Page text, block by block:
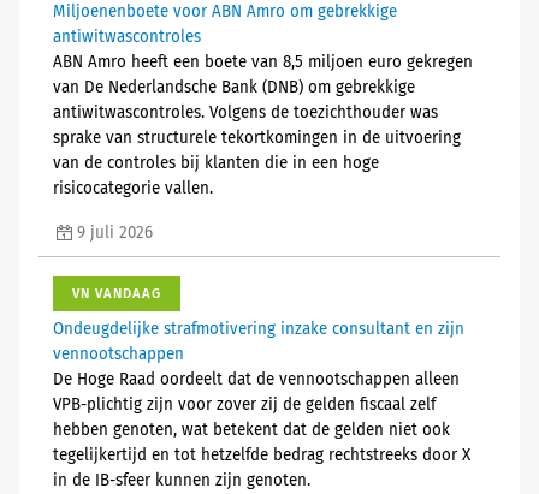
Miljoenenboete voor ABN Amro om gebrekkige
antiwitwascontroles
ABN Amro heeft een boete van 8,5 miljoen euro gekregen
van De Nederlandsche Bank (DNB) om gebrekkige
antiwitwascontroles. Volgens de toezichthouder was
sprake van structurele tekortkomingen in de uitvoering
van de controles bij klanten die in een hoge
risicocategorie vallen.
9 juli 2026
VN VANDAAG
Ondeugdelijke strafmotivering inzake consultant en zijn
vennootschappen
De Hoge Raad oordeelt dat de vennootschappen alleen
VPB-plichtig zijn voor zover zij de gelden fiscaal zelf
hebben genoten, wat betekent dat de gelden niet ook
tegelijkertijd en tot hetzelfde bedrag rechtstreeks door X
in de IB-sfeer kunnen zijn genoten.